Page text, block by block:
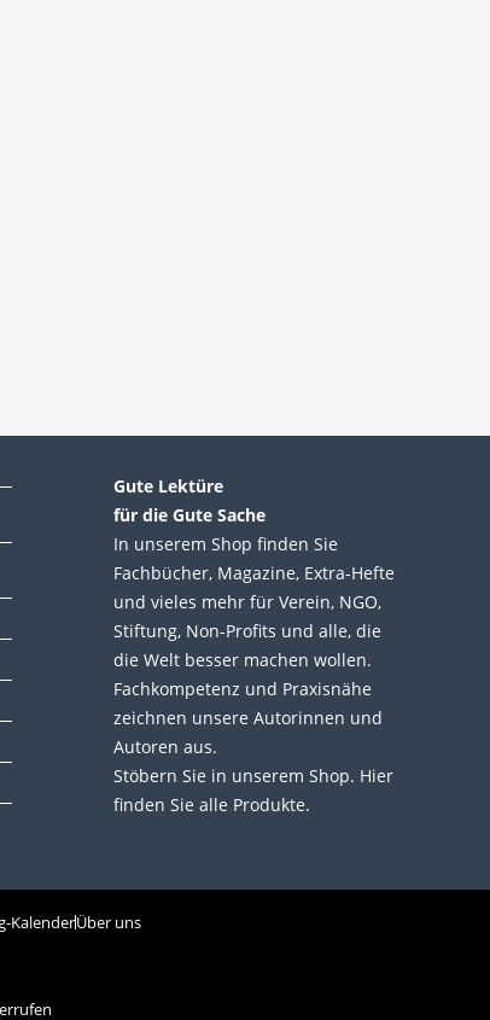
Gute Lektüre
für die Gute Sache
In unserem Shop finden Sie
Fachbücher, Magazine, Extra-Hefte
und vieles mehr für Verein, NGO,
Stiftung, Non-Profits und alle, die
die Welt besser machen wollen.
Fachkompetenz und Praxisnähe
zeichnen unsere Autorinnen und
Autoren aus.
Stöbern Sie in unserem Shop. Hier
finden Sie alle Produkte.
KalenderÜber uns